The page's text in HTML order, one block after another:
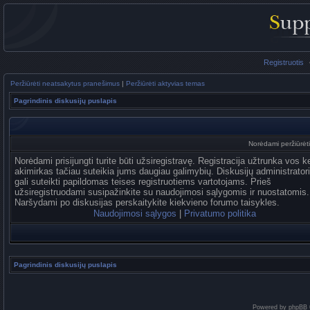
Registruotis
Peržiūrėti neatsakytus pranešimus | Peržiūrėti aktyvias temas
Pagrindinis diskusijų puslapis
Norėdami
Norėdami prisijungti turite būti užsiregistravę. Registracija užtrunka vos
akimirkas tačiau suteikia jums daugiau galimybių. Diskusijų
gali suteikti papildomas teises registruotiems vartotojams. Prieš
užsiregistruodami susipažinkite su naudojimosi sąlygomis ir nuostatomis.
Naršydami po diskusijas perskaitykite kiekvieno forumo taisykles.
Naudojimosi sąlygos
Privatumo politika
Pagrindinis diskusijų puslapis
Powered by phpBB